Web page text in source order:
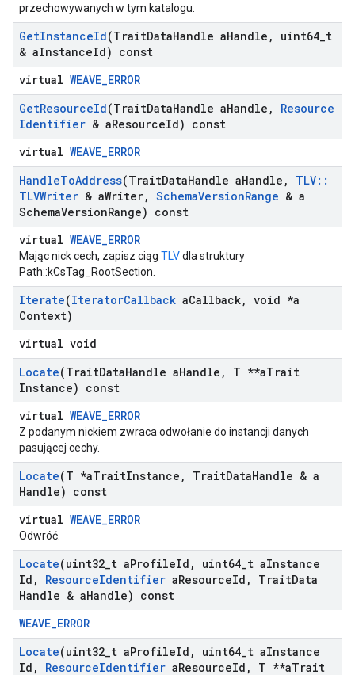
przechowywanych w tym katalogu.
GetInstanceId(TraitDataHandle aHandle , uint64 t
& aInstanceId) const
virtual WEAVE_ERROR
GetResourceId(TraitDataHandle aHandle ,
Resource
Identifier & aResourceId) const
virtual WEAVE_ERROR
HandleToAddress(TraitDataHandle aHandle , TLV::
TLVWriter & aWriter, SchemaVersionRange & a
SchemaVersionRange) const
virtual WEAVE_ERROR
Mając nick cech, zapisz ciąg TLVdla struktury
Path::kCsTag_RootSection.
Iterate(IteratorCallback aCallback, void *a
Context)
virtual void
Locate(TraitDataHandle aHandle , T **aTrait
Instance) const
virtual WEAVE_ERROR
Z podanym nickiem zwraca odwołanie do instancji danych
pasującej cechy.
Locate(T *aTraitInstance , TraitDataHandle & a
Handle) const
virtual WEAVE_ERROR
Odwróć.
Locate(uint32 t aProfileId , uint64 t aInstance
Id , ResourceIdentifier aResourceId , TraitData
Handle & aHandle) const
WEAVE_ERROR
Locate(uint32 t aProfileId , uint64 t aInstance
Id , ResourceIdentifier aResourceId , T **aTrait